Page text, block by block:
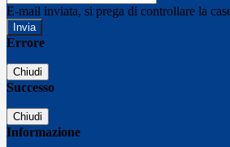
E-mail inviata, si prega di controllare la
Errore
Chiudi
Successo
Chiudi
Informazione